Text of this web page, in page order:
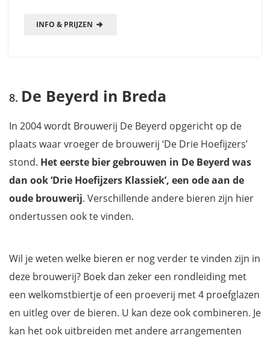
INFO & PRIJZEN
De Beyerd in Breda
In 2004 wordt Brouwerij De Beyerd opgericht op de
plaats waar vroeger de brouwerij ‘De Drie Hoefijzers’
stond. Het eerste bier gebrouwen in De Beyerd was
dan ook ‘Drie Hoefijzers Klassiek’, een ode aan de
oude brouwerij. Verschillende andere bieren zijn hier
ondertussen ook te vinden.
Wil je weten welke bieren er nog verder te vinden zijn in
deze brouwerij? Boek dan zeker een rondleiding met
een welkomstbiertje of een proeverij met 4 proefglazen
en uitleg over de bieren. U kan deze ook combineren. Je
kan het ook uitbreiden met andere arrangementen